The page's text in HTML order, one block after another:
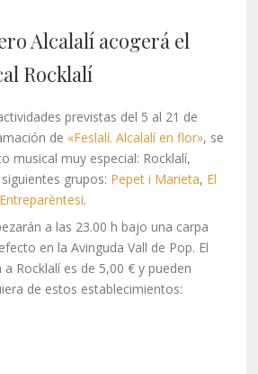
Alcalalí acogerá el
Rocklalí
previstas del 5 al 21 de
de «Feslalí. Alcalalí en flor», se
musical muy especial: Rocklalí,
grupos: Pepet i Marieta, El
Entreparèntesi.
a las 23.00 h bajo una carpa
en la Avinguda Vall de Pop. El
Rocklalí es de 5,00 € y pueden
de estos establecimientos: